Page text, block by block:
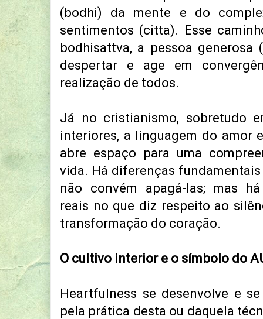
(bodhi) da mente e do
sentimentos (citta). Esse
bodhisattva, a pessoa generosa
despertar e age em
realização de todos.
Já no cristianismo, sobretudo
interiores, a linguagem do amor
abre espaço para uma
vida. Há diferenças
não convém apagá-las; mas
reais no que diz respeito ao
transformação do coração.
O cultivo interior e o símbolo do
Heartfulness se desenvolve e
pela prática desta ou daquela